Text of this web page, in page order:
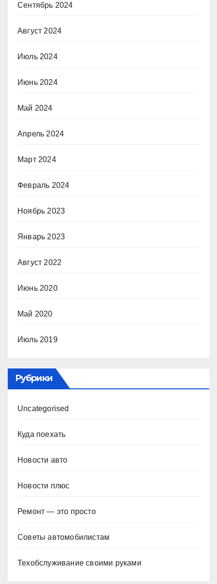
Сентябрь 2024
Август 2024
Июль 2024
Июнь 2024
Май 2024
Апрель 2024
Март 2024
Февраль 2024
Ноябрь 2023
Январь 2023
Август 2022
Июнь 2020
Май 2020
Июль 2019
Рубрики
Uncategorised
Куда поехать
Новости авто
Новости плюс
Ремонт — это просто
Советы автомобилистам
Техобслуживание своими руками